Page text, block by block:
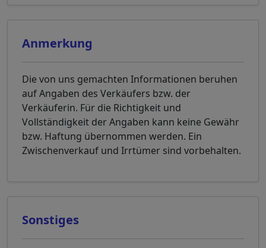
Anmerkung
Die von uns gemachten Informationen beruhen
auf Angaben des Verkäufers bzw. der
Verkäuferin. Für die Richtigkeit und
Vollständigkeit der Angaben kann keine Gewähr
bzw. Haftung übernommen werden. Ein
Zwischenverkauf und Irrtümer sind vorbehalten.
Sonstiges